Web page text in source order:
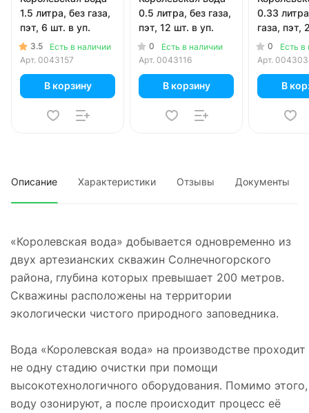
1.5 литра, без газа,
пэт, 6 шт. в уп.
3.5
Есть в наличии
Арт. 0043157
В корзину
0.5 литра, без газа,
пэт, 12 шт. в уп.
0
Есть в наличии
Арт. 0043116
В корзину
0.33
газа, пэт,
уп.0
Есть в
Арт.
В
Описание Характеристики Отзывы Документы
«Королевская вода» добывается одновременно из
двух артезианских скважин Солнечногорского
района, глубина которых превышает 200 метров.
Скважины расположены на территории
экологически чистого природного заповедника.
Вода «Королевская вода» на производстве проходит
не одну стадию очистки при помощи
высокотехнологичного оборудования. Помимо этого,
воду озонируют, а после происходит процесс её